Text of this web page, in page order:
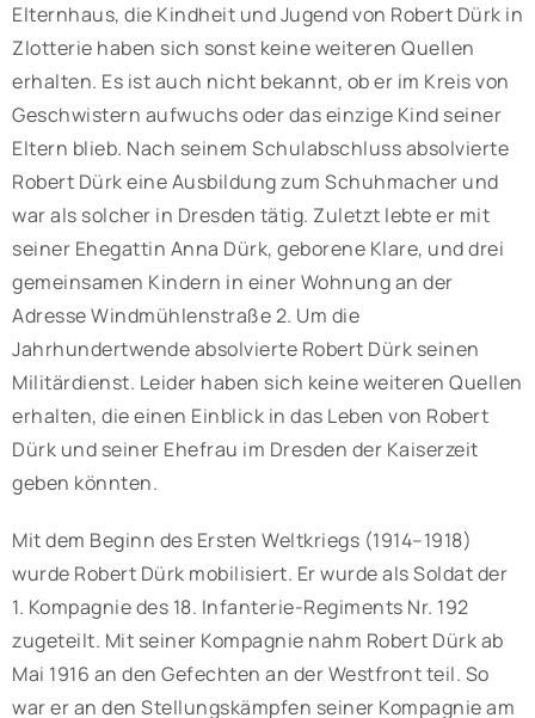
Elternhaus, die Kindheit und Jugend von Robert Dürk in
Zlotterie haben sich sonst keine weiteren Quellen
erhalten. Es ist auch nicht bekannt, ob er im Kreis von
Geschwistern aufwuchs oder das einzige Kind seiner
Eltern blieb. Nach seinem Schulabschluss absolvierte
Robert Dürk eine Ausbildung zum Schuhmacher und
war als solcher in Dresden tätig. Zuletzt lebte er mit
seiner Ehegattin Anna Dürk, geborene Klare, und drei
gemeinsamen Kindern in einer Wohnung an der
Adresse Windmühlenstraße 2. Um die
Jahrhundertwende absolvierte Robert Dürk seinen
Militärdienst. Leider haben sich keine weiteren Quellen
erhalten, die einen Einblick in das Leben von Robert
Dürk und seiner Ehefrau im Dresden der Kaiserzeit
geben könnten.
Mit dem Beginn des Ersten Weltkriegs (1914–1918)
wurde Robert Dürk mobilisiert. Er wurde als Soldat der
1. Kompagnie des 18. Infanterie-Regiments Nr. 192
zugeteilt. Mit seiner Kompagnie nahm Robert Dürk ab
Mai 1916 an den Gefechten an der Westfront teil. So
war er an den Stellungskämpfen seiner Kompagnie am